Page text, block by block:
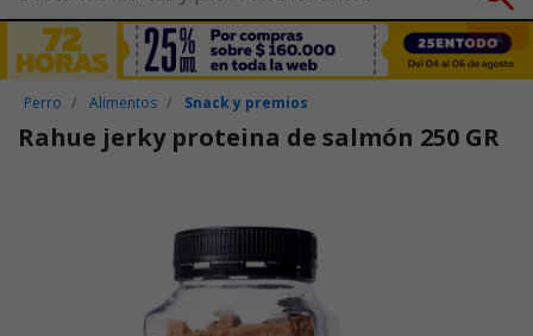
Perro Alimentos Snack y premios
Rahue jerky proteina de salmón 250 GR